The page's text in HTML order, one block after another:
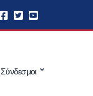
Σύνδεσμοι